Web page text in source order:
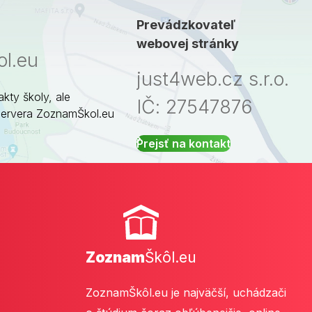
školy, ale
ZoznamŠkol.eu
Prevádzkovateľ
webovej stránky
just4web.cz s.r.o.
IČ: 27547876
Prejsť na kontakt
ZoznamŠkôl.eu
ZoznamŠkôl.eu je najväčší, uchádzači